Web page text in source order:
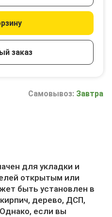
заказ
Самовывоз: Завтра
для укладки и
открытым или
быть установлен в
дерево, ДСП,
если вы